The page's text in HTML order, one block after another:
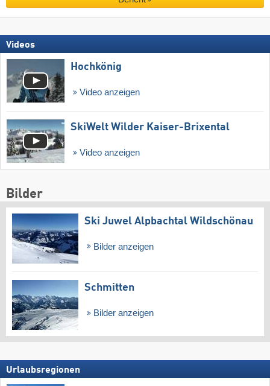
Videos
Hochkönig
Video anzeigen
SkiWelt Wilder Kaiser-Brixental
Video anzeigen
Bilder
Ski Juwel Alpbachtal Wildschönau
Bilder anzeigen
Schmitten
Bilder anzeigen
Urlaubsregionen